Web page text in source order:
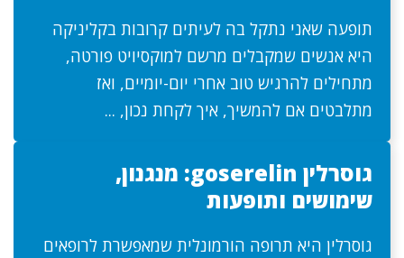
תופעה שאני נתקל בה לעיתים קרובות בקליניקה
היא אנשים שמקבלים מרשם למוקסיויט פורטה,
מתחילים להרגיש טוב אחרי יום-יומיים, ואז
מתלבטים אם להמשיך, איך לקחת נכון, ...
גוסרלין goserelin: מנגנון,
שימושים ותופעות
גוסרלין היא תרופה הורמונלית שמאפשרת לרופאים